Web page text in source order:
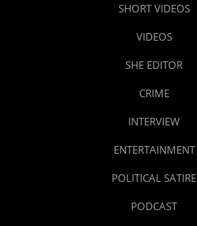
SHORT VIDEOS
VIDEOS
SHE EDITOR
CRIME
INTERVIEW
ENTERTAINMENT
POLITICAL SATIRE
PODCAST